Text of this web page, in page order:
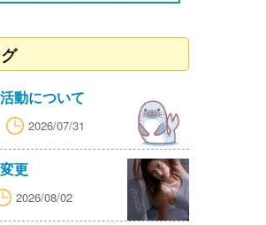
動について
2026/07/31
更
2026/08/02